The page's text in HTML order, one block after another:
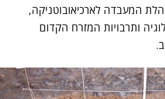
המעבדה לארכיאובוטניקה,
ותרבויות המזרח הקדום